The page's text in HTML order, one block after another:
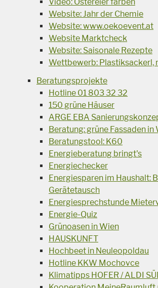
Website: Jahr der Chemie
Website: www.oekoevent.at
Website Marktcheck
Website: Saisonale Rezepte
Wettbewerb: Plastiksackerl,
Beratungsprojekte
Hotline 01 803 32 32
150 grüne Häuser
ARGE EBA
Beratung: grüne Fassaden in
Beratungstool: K60
Energieberatung bringt's
Energiechecker
Energiesparen im Haushalt:
Gerätetausch
Energiesprechstunde
Energie-Quiz
Grünoasen in Wien
HAUSKUNFT
Hochbeet in Neuleopoldau
Hotline KKW Mochovce
Klimatipps HOFER / ALDI